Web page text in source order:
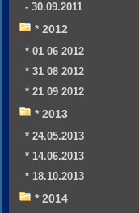
- 30.09.2011
* 2012
* 01 06 2012
* 31 08 2012
* 21 09 2012
* 2013
* 24.05.2013
* 14.06.2013
* 18.10.2013
* 2014